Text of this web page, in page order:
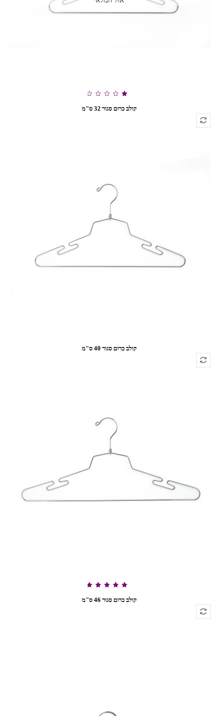
דורג
1.00
קולב כרום סגור 32 ס"מ
קולב כרום סגור 40 ס"מ
דורג5.00
מתוך 5
קולב כרום סגור 46 ס"מ